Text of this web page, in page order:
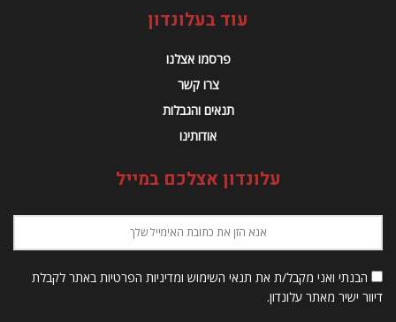
עוד בעלונדון
פרסמו אצלנו
צרו קשר
תנאים והגבלות
אודותינו
עלונדון אצלכם במייל
הבנתי ואני מקבל/ת את תנאי השימוש ומדיניות הפרטיות באתר לקבלת
דיוור ישיר מאתר עלונדון.